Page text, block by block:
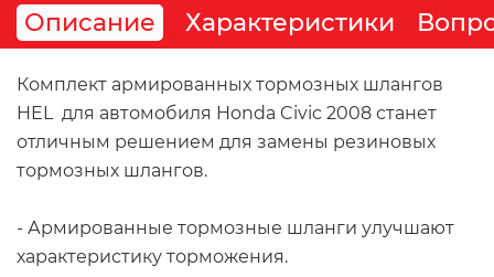
Описание Характеристики
Комплект армированных тормозных шлангов
HEL  для автомобиля Honda Civic 2008 станет
отличным решением для замены резиновых
тормозных шлангов.
- Армированные тормозные шланги улучшают
характеристику торможения.